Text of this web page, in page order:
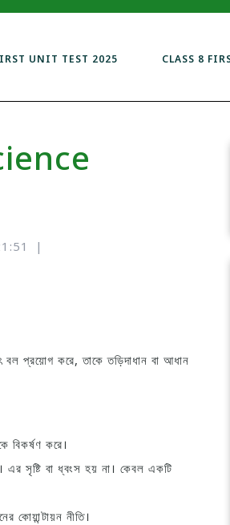
UNIT TEST 2025 CLASS 8
|
প্রয়োগ করে, তাকে তড়িদাধান বা আধান
বিকর্ষণ করে।
সৃষ্টি বা ধ্বংস হয় না। কেবল একটি
নীতি।